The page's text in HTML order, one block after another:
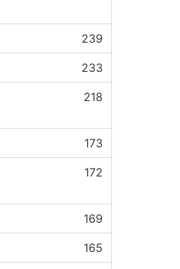
239
233
218
173
172
169
165